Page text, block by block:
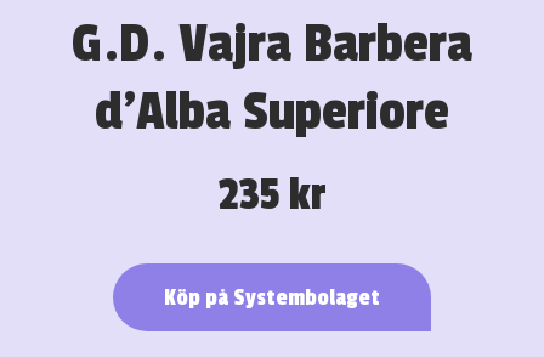
G.D. Vajra Barbera
d’Alba Superiore
235 kr
Köp på Systembolaget